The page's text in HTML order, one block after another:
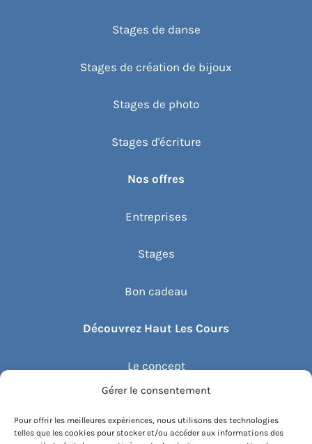
Gérer le consentement
Pour offrir les meilleures expériences, nous utilisons des technologies
telles que les cookies pour stocker et/ou accéder aux informations des
Stages de danse
Stages de création de bijoux
Stages de photo
Stages d'écriture
Nos offres
Entreprises
Stages
Bon cadeau
Découvrez Haut Les Cours
Le concept
Blog